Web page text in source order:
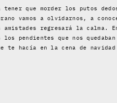
que morder los putos
vamos a olvidarnos, a
regresará la calma.
pendientes que nos
te hacía en la cena de navidad